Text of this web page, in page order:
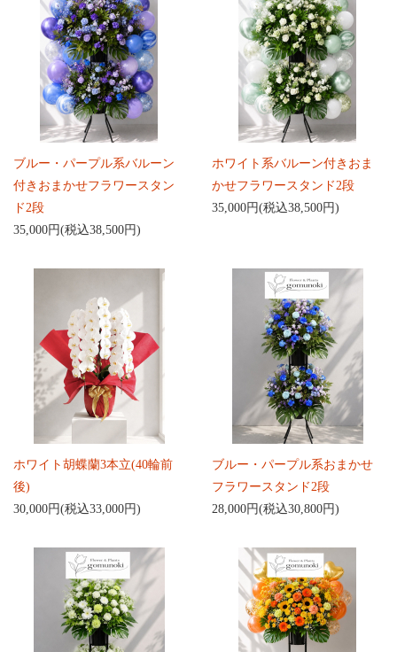
ブルー・パープル系バルーン
付きおまかせフラワースタン
ド2段
35,000円(税込38,500円)
ホワイト系バルーン付きおま
かせフラワースタンド2段
35,000円(税込38,500円)
ホワイト胡蝶蘭3本立(40輪前
後)
30,000円(税込33,000円)
ブルー・パープル系おまかせ
フラワースタンド2段
28,000円(税込30,800円)